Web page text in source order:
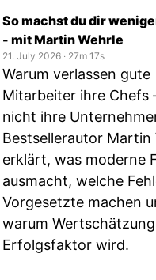
So machst du dir
- mit Martin Wehrle
21. July 2026 ‧ 27m 17s
Warum verlassen gute
Mitarbeiter ihre Chefs
nicht ihre
Bestsellerautor Martin
erklärt, was moderne
ausmacht, welche
Vorgesetzte machen
warum
Erfolgsfaktor wird.